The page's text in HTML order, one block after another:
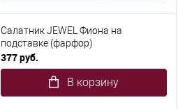
Салатник JEWEL Фиона на
подставке (фарфор)
377 руб.
В корзину